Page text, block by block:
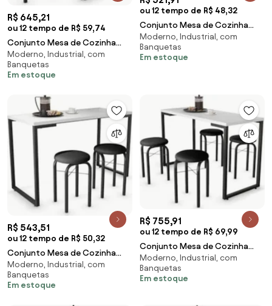
R$ 645,21
ou 12 tempo de R$ 59,74
Conjunto Mesa de Cozinha
Prattica Industrial 90cm com 2
Banquetas F02
Moderno, Industrial, com
Banquetas
Em estoque
ou 12 tempo de R$ 48,32
Conjunto Mesa de Cozinha
Prattica Industrial 120cm com 2
Banquetas F02
Moderno, Industrial, com
Banquetas
Em estoque
R$ 543,51
ou 12 tempo de R$ 50,32
Conjunto Mesa de Cozinha
Prattica Industrial 120cm com 2
Banquetas F02
Moderno, Industrial, com
Banquetas
Em estoque
R$ 755,91
ou 12 tempo de R$ 69,99
Conjunto Mesa de Cozinha
Prattica Industrial 120cm com 4
Banquetas F02
Moderno, Industrial, com
Banquetas
Em estoque